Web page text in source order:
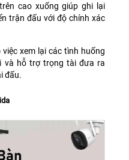
cao xuống giúp ghi lại
trận đấu với độ chính xác
xem lại các tình huống
và hỗ trợ trọng tài đưa ra
đấu.